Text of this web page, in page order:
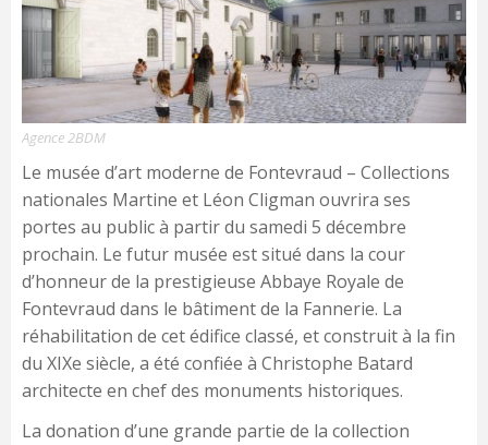
Agence 2BDM
Le musée d’art moderne de Fontevraud – Collections
nationales Martine et Léon Cligman ouvrira ses
portes au public à partir du samedi 5 décembre
prochain. Le futur musée est situé dans la cour
d’honneur de la prestigieuse Abbaye Royale de
Fontevraud dans le bâtiment de la Fannerie. La
réhabilitation de cet édifice classé, et construit à la fin
du XIXe siècle, a été confiée à Christophe Batard
architecte en chef des monuments historiques.
La donation d’une grande partie de la collection